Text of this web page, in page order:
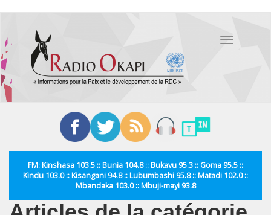
contenu
principal
Toggle
FM: Kinshasa 103.5 :: Bunia 104.8 :: Bukavu 95.3 :: Goma 95.5 ::
Kindu 103.0 :: Kisangani 94.8 :: Lubumbashi 95.8 :: Matadi 102.0 ::
Mbandaka 103.0 :: Mbuji-mayi 93.8